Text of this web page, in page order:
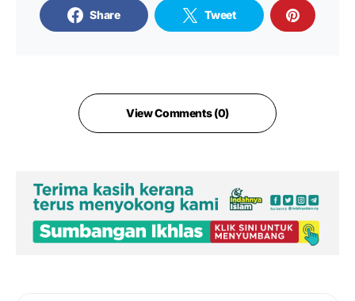
Share Tweet
View Comments (0)